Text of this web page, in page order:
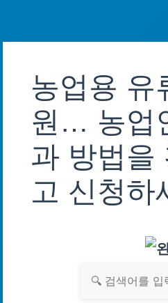
농업용 유
원… 농업
과 방법을
고 신청하